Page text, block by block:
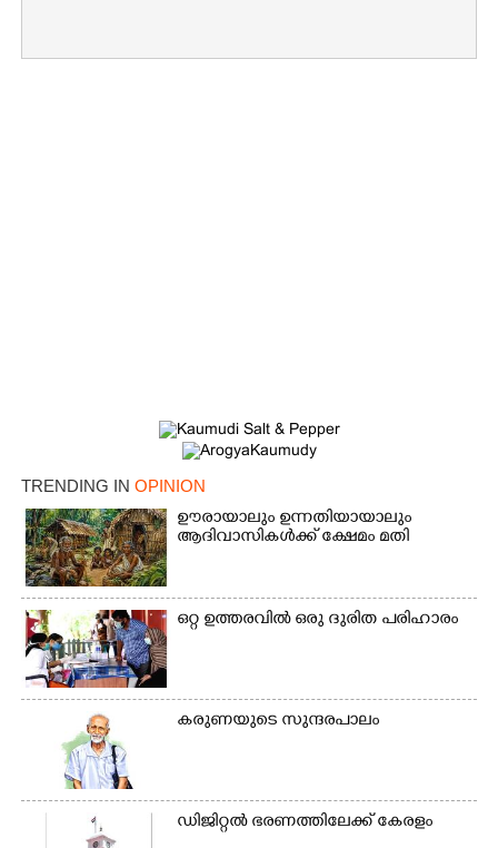
TRENDING IN OPINION
ഊരായാലും ഉന്നതിയായാലും
ആദിവാസികൾക്ക് ക്ഷേമം മതി
ഒറ്റ ഉത്തരവിൽ ഒരു ദുരിത പരിഹാരം
കരുണയുടെ സുന്ദരപാലം
ഡിജിറ്റൽ ഭരണത്തിലേക്ക് കേരളം